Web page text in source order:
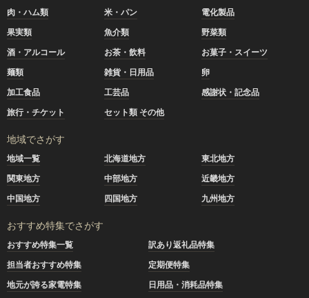
肉・ハム類 米・パン
電化製品
果実類
魚介類
野菜類
酒・アルコール
お茶・飲料
お菓子・スイーツ
麺類
雑貨・日用品
卵
加工食品
工芸品
感謝状・記念品
旅行・チケット
セット類 その他
地域でさがす
地域一覧 北海道地方
東北地方
関東地方
中部地方
近畿地方
中国地方
四国地方 九州地方
おすすめ特集でさがす
おすすめ特集一覧
訳あり返礼品特集
担当者おすすめ特集
定期便特集
地元が誇る家電特集
日用品・消耗品特集